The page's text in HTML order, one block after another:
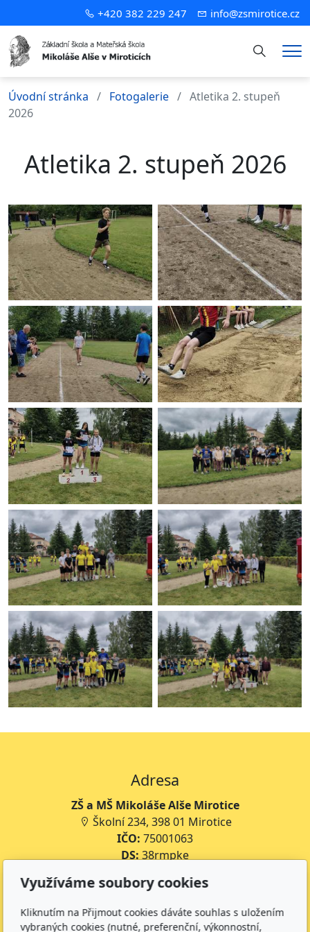
+420 382 229 247 info@zsmirotice.cz
Hledání
Úvodní stránka Fotogalerie
Atletika 2. stupeň
2026
Atletika 2. stupeň 2026
Adresa
ZŠ a MŠ Mikoláše Alše Mirotice
Školní 234, 398 01 Mirotice
IČO: 75001063
DS: 38rmpke
Číslo účtu jídelny:643227399/0800
Kontakt
Využíváme soubory cookies
Kliknutím na Přijmout cookies dáváte souhlas s uložením
vybraných cookies (nutné, preferenční, výkonnostní,